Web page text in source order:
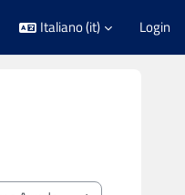
Italiano ‎(it)‎ Login